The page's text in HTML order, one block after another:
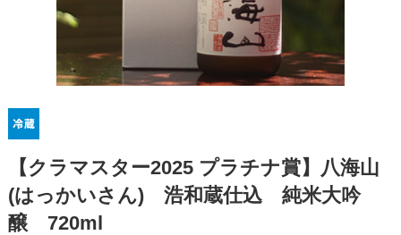
【クラマスター2025 プラチナ賞】八海山
(はっかいさん) 浩和蔵仕込 純米大吟
醸 720ml